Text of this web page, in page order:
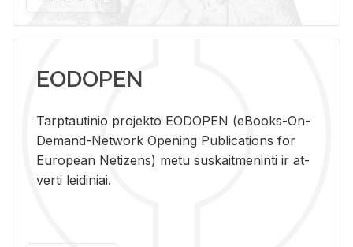
EODOPEN
Tarp­tau­ti­nio pro­jek­to EO­DO­PEN (eBo­oks-On-
De­mand-Ne­twork Ope­ning Pub­li­ca­tions for
Eu­ro­pe­an Ne­ti­zens) metu su­skait­me­nin­ti ir at­
ver­ti lei­di­niai.